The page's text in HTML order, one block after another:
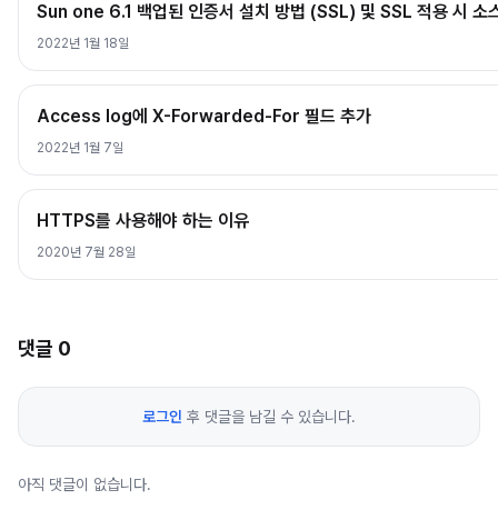
Sun one 6.1 백업된 인증서 설치 방법 (SSL) 및 SSL 적용 시 소
2022년 1월 18일
Access log에 X-Forwarded-For 필드 추가
2022년 1월 7일
HTTPS를 사용해야 하는 이유
2020년 7월 28일
댓글 0
로그인 후 댓글을 남길 수 있습니다.
아직 댓글이 없습니다.